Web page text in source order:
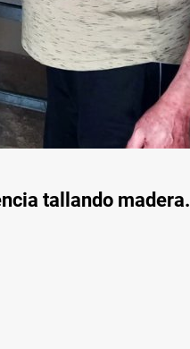
tallando madera.